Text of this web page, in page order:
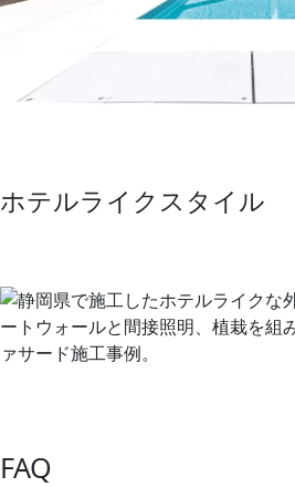
ホテルライクスタイル
FAQ